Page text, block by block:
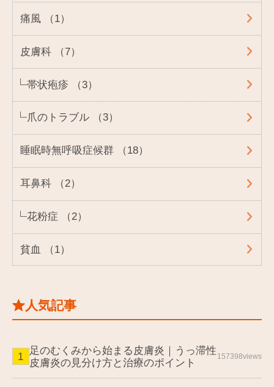
痛風 （1）
皮膚科 （7）
帯状疱疹 （3）
爪のトラブル （3）
睡眠時無呼吸症候群 （18）
耳鼻科 （2）
花粉症 （2）
貧血 （1）
人気記事
足のむくみから始まる皮膚炎｜うっ滞性
皮膚炎の見分け方と治療のポイント
157398views